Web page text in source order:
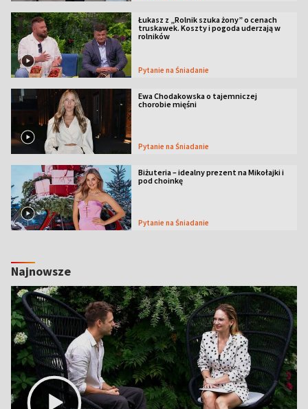
Łukasz z „Rolnik szuka żony” o cenach
truskawek. Koszty i pogoda uderzają w
rolników
Pytanie na Śniadanie
Ewa Chodakowska o tajemniczej
chorobie mięśni
Pytanie na Śniadanie
Biżuteria – idealny prezent na Mikołajki i
pod choinkę
Pytanie na Śniadanie
Najnowsze